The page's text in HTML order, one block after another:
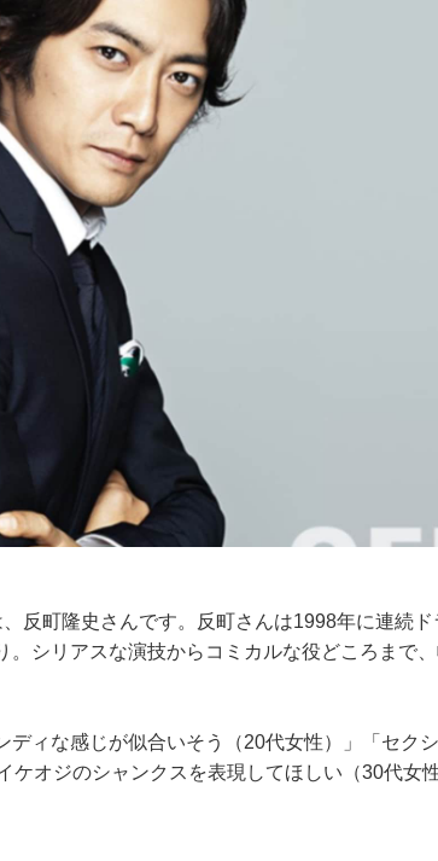
反町隆史さんです。反町さんは1998年に連続
。シリアスな演技からコミカルな役どころまで
ディな感じが似合いそう（20代女性）」「セク
ケオジのシャンクスを表現してほしい（30代女